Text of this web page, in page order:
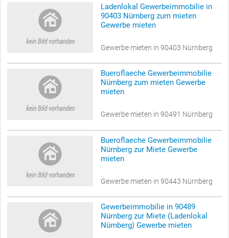
Ladenlokal Gewerbeimmobilie in
90403 Nürnberg zum mieten
Gewerbe mieten
Gewerbe mieten in 90403 Nürnberg
Bueroflaeche Gewerbeimmobilie
Nürnberg zum mieten Gewerbe
mieten
Gewerbe mieten in 90491 Nürnberg
Bueroflaeche Gewerbeimmobilie
Nürnberg zur Miete Gewerbe
mieten
Gewerbe mieten in 90443 Nürnberg
Gewerbeimmobilie in 90489
Nürnberg zur Miete (Ladenlokal
Nürnberg) Gewerbe mieten